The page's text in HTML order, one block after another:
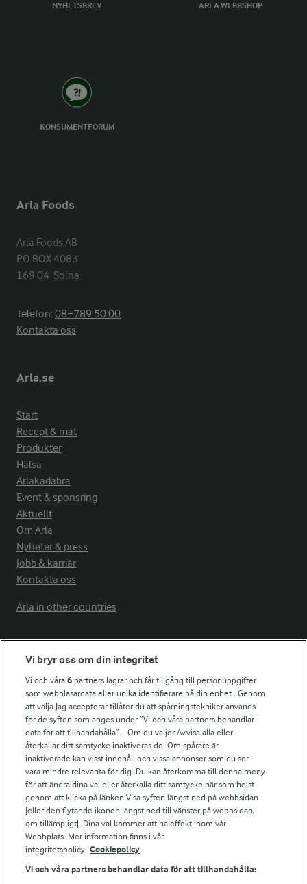
NYHETSBREV ARLA WEBBSHOP
KONSUMENTFORUM
Arla Foods
Arla Foods AB
PO BOX 4083
169 04  Solna
Telefon:08−789 50 00
Kontakta oss
Arla.se
Start
Recept & mat
Produkter
Hälsa
Arlakadabra
Event & sponsring
Aktuellt
Om Arla
Nyheter & press
Jobb & karriär
Kontakta oss
Arla in other countries
Fler Arlasajter
För ägare
Arlas kundportal
Arla.com
Falbygdens Ost
Arla webbshop
Bildbank
Följ oss
Vi bryr oss om din integritet
Vi och våra6 partners lagrar och får tillgång till personuppgifter
som webbläsardata eller unika identifierare på din enhet . Genom
att välja Jag accepterar tillåter du att spårningstekniker används
för de syften som anges under ”Vi och våra partners behandlar
data för att tillhandahålla”. . Om du väljer Avvisa alla eller
återkallar ditt samtycke inaktiveras de. Om spårare är
inaktiverade kan visst innehåll och vissa annonser som du ser
vara mindre relevanta för dig. Du kan återkomma till denna meny
för att ändra dina val eller återkalla ditt samtycke när som helst
genom att klicka på länken Visa syften längst ned på webbsidan
[eller den flytande ikonen längst ned till vänster på webbsidan,
om tillämpligt]. Dina val kommer att ha effekt inom vår
Webbplats. Mer information finns i vår
integritetspolicy. Cookiepolicy
Vi och våra partners behandlar data för att tillhandahålla: